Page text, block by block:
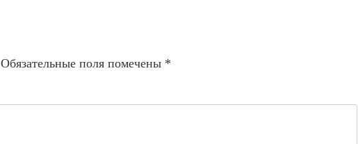
Обязательные поля помечены *